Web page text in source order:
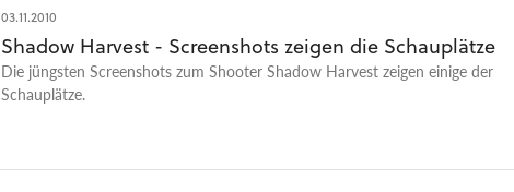
03.11.2010
Shadow Harvest - Screenshots zeigen die Schauplätze
Die jüngsten Screenshots zum Shooter Shadow Harvest zeigen einige der
Schauplätze.